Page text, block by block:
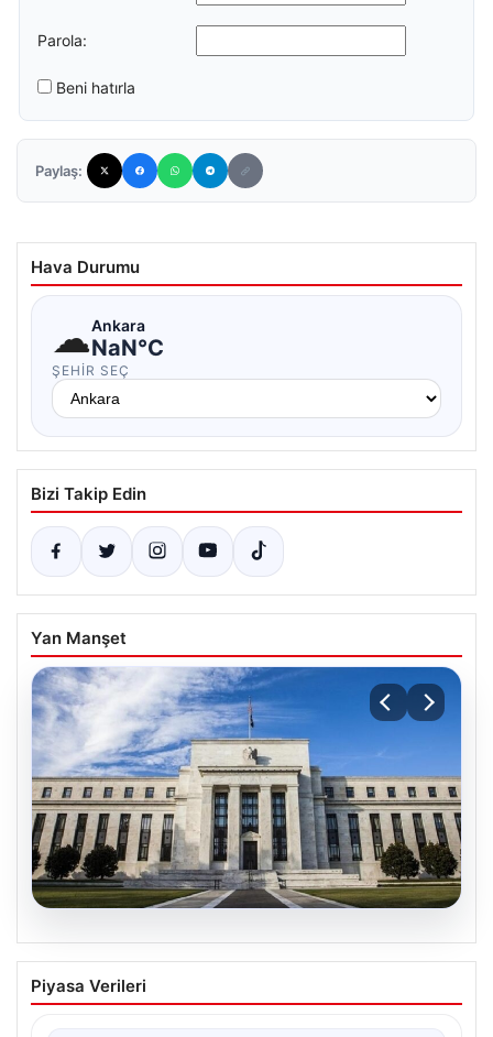
Parola:
Beni hatırla
Paylaş:
Hava Durumu
☁Ankara
NaN°C
ŞEHIR SEÇ
Bizi Takip Edin
Yan Manşet
07.08.2026
FED faiz kararı ne zaman, saat kaçta?
Faiz beklentisi ne yönde? 2026 FED
Piyasa Verileri